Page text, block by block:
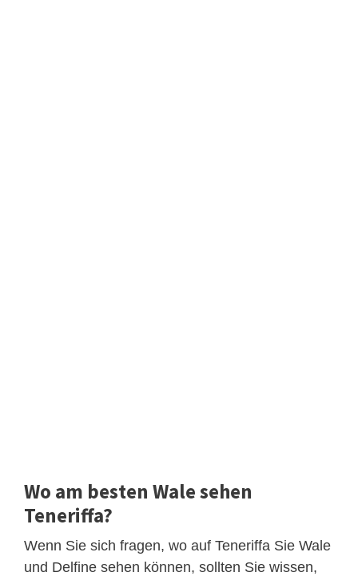
Wo am besten Wale sehen
Teneriffa?
Wenn Sie sich fragen, wo auf Teneriffa Sie Wale
und Delfine sehen können, sollten Sie wissen,